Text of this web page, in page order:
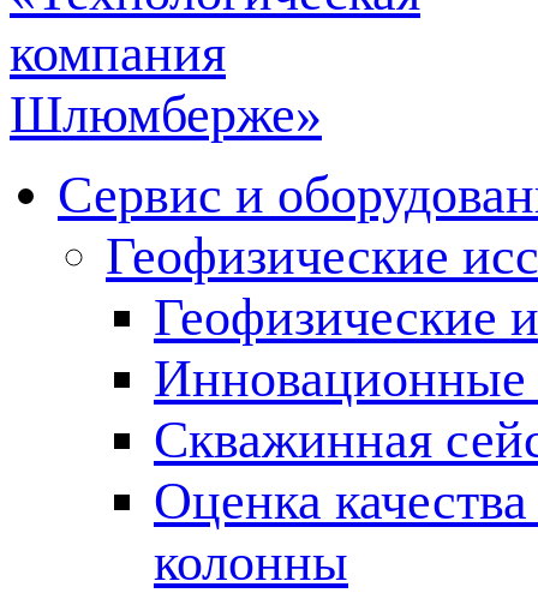
Сервис и
Геофизические
Геофизические
Инновационные
Скважинная
Оценка
колонны